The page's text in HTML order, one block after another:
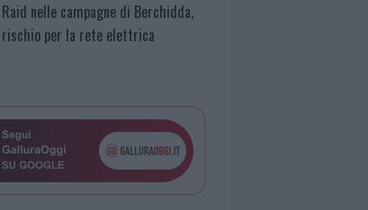
Raid nelle campagne di Berchidda,
rischio per la rete elettrica